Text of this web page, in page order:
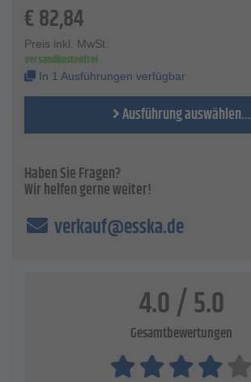
Farbe - dunkelbunt und rohweiß
Preis per Pack
€82,84
Preis inkl. MwSt.
versandkostenfrei
In 1 Ausführungen verfügbar
Ausführung auswählen...
Haben Sie Fragen?
Wir helfen gerne weiter!
verkauf@esska.de
4.0 / 5.0
Gesamtbewertungen